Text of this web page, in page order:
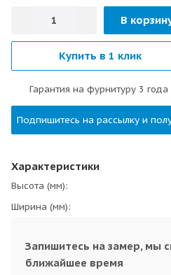
В
Купить в 1 клик
Гарантия на фурнитуру 3 года
Подпишитесь на рассылку и
Характеристики
Высота (мм)
Ширина (мм)
Запишитесь на замер, мы
ближайшее время